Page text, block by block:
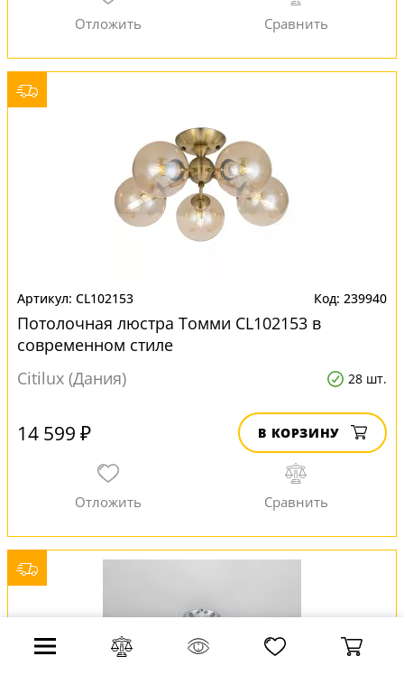
CL102153 239940
Потолочная люстра Томми CL102153 в
современном стиле
Citilux (Дания)
28 шт.
14 599 ₽ В КОРЗИНУ